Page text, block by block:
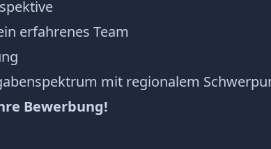
erfahrenes Team
mit regionalem
Bewerbung!